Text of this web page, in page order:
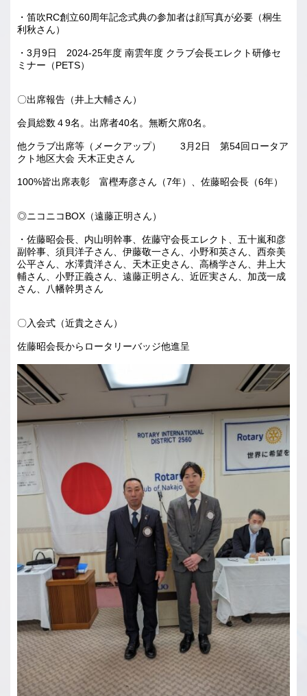
・笛吹RC創立60周年記念式典の参加者は顔写真が必要（桐生
利秋さん）
・3月9日 2024-25年度 南雲年度 クラブ会長エレクト研修セ
ミナー（PETS）
〇出席報告（井上大輔さん）
会員総数４9名。出席者40名。無断欠席0名。
他クラブ出席等（メークアップ） 3月2日 第54回ロータア
クト地区大会 天木正史さん
100%皆出席表彰 富樫寿彦さん（7年）、佐藤昭会長（6年）
◎ニコニコBOX（遠藤正明さん）
・佐藤昭会長、内山明幹事、佐藤守会長エレクト、五十嵐和彦
副幹事、須貝洋子さん、伊藤敬一さん、小野和英さん、西奈美
公平さん、水澤貴洋さん、天木正史さん、高橋学さん、井上大
輔さん、小野正義さん、遠藤正明さん、近匠実さん、加茂一成
さん、八幡幹男さん
〇入会式（近貴之さん）
佐藤昭会長からロータリーバッジ他進呈